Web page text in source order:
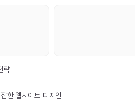
략
한 웹사이트 디자인